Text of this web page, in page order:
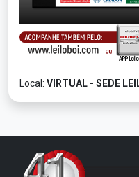
Local: VIRTUAL - SEDE